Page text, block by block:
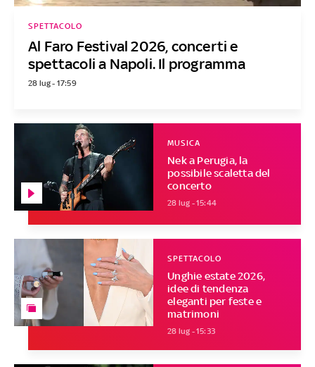
Al Faro Festival 2026, concerti e
spettacoli a Napoli. Il programma
SPETTACOLO
28 lug - 17:59
Nek a Perugia, la
possibile scaletta del
concerto
MUSICA
28 lug - 15:44
Unghie estate 2026,
idee di tendenza
eleganti per feste e
matrimoni
SPETTACOLO
28 lug - 15:33